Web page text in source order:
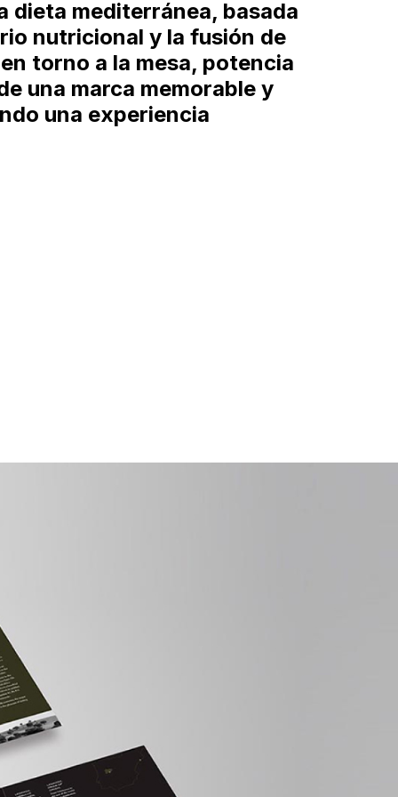
dieta mediterránea, basada
nutricional y la fusión de
torno a la mesa, potencia
una marca memorable y
una experiencia